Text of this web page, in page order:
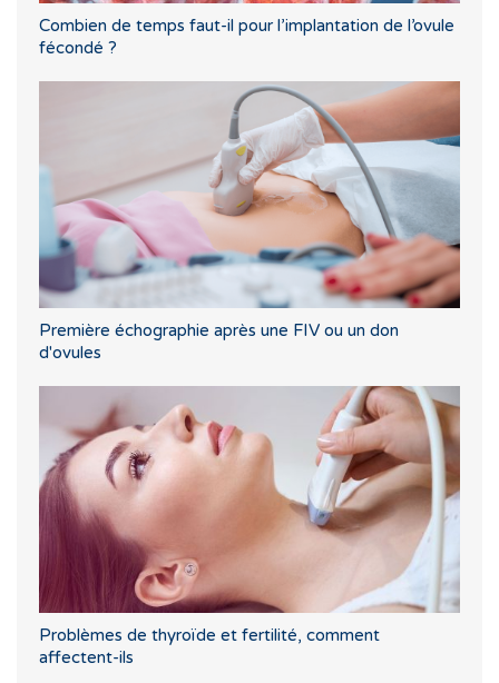
Combien de temps faut-il pour l’implantation de l’ovule
fécondé ?
Première échographie après une FIV ou un don
d'ovules
Problèmes de thyroïde et fertilité, comment
affectent-ils